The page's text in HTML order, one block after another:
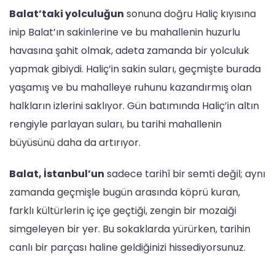
Balat’taki yolculuğun sonuna doğru Haliç kıyısına
inip Balat’ın sakinlerine ve bu mahallenin huzurlu
havasına şahit olmak, adeta zamanda bir yolculuk
yapmak gibiydi. Haliç’in sakin suları, geçmişte burada
yaşamış ve bu mahalleye ruhunu kazandırmış olan
halkların izlerini saklıyor. Gün batımında Haliç’in altın
rengiyle parlayan suları, bu tarihi mahallenin
büyüsünü daha da artırıyor.
Balat, İstanbul’un sadece tarihî bir semti değil; aynı
zamanda geçmişle bugün arasında köprü kuran,
farklı kültürlerin iç içe geçtiği, zengin bir mozaiği
simgeleyen bir yer. Bu sokaklarda yürürken, tarihin
canlı bir parçası haline geldiğinizi hissediyorsunuz.